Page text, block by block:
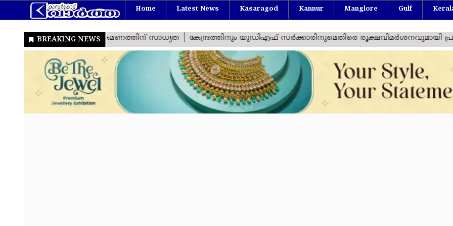
Home Latest News Kasaragod Kannur Manglore Gulf